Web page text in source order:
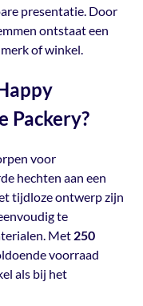
aansluit bij
hechten aan
het tijdloze
en
op één rolheb
van
presentatie. Door
ontstaat een
of winkel.
Packery?
voor
hechten aan een
tijdloze ontwerp zijn
te
Met 250
voorraad
als bij het